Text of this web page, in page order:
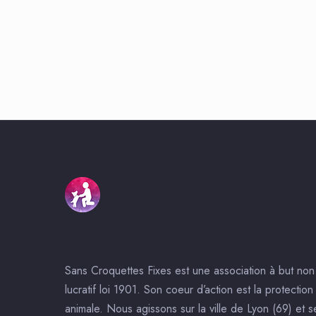
Sans Croquettes Fixes est une association à but non
lucratif loi 1901. Son coeur d’action est la protection
animale. Nous agissons sur la ville de Lyon (69) et